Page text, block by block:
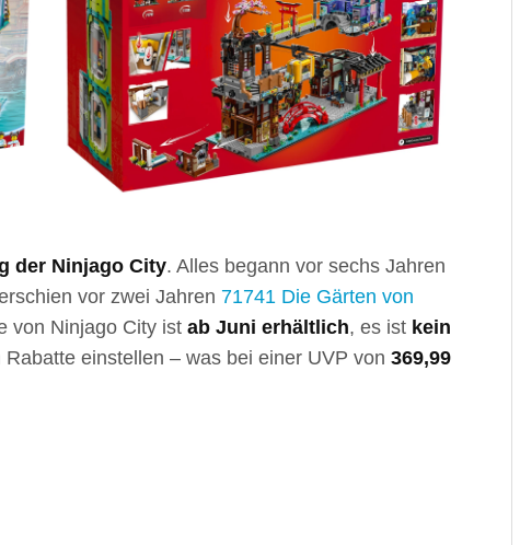
der Ninjago City. Alles begann vor sechs Jahren
vor zwei Jahren 71741 Die Gärten von
von Ninjago City ist ab Juni erhältlich, es ist kein
einstellen – was bei einer UVP von 369,99